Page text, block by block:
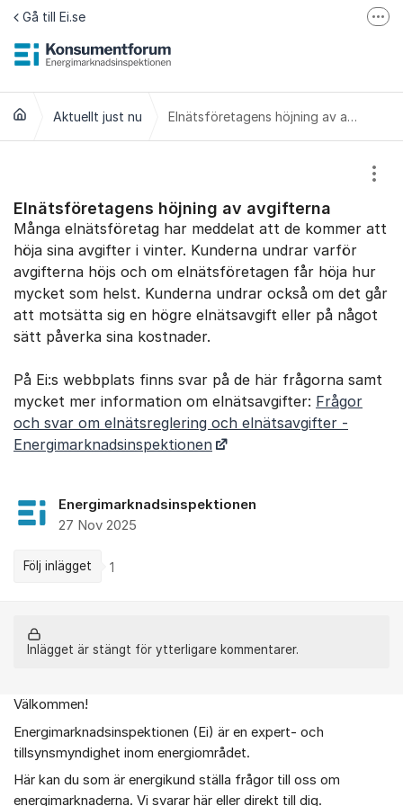
Hoppa till innehåll
Gå till Ei.se
Jämför elavtal på Elpriskollen.se
Aktuellt just nu Elnätsföretagens höjning av avgifterna
Elnätsföretagens höjning av avgifterna
Många elnätsföretag har meddelat att de kommer att
höja sina avgifter i vinter. Kunderna undrar varför
avgifterna höjs och om elnätsföretagen får höja hur
mycket som helst. Kunderna undrar också om det går
att motsätta sig en högre elnäts­avgift eller på något
sätt påverka sina kostnader.
På Ei:s webbplats finns svar på de här frågorna samt
mycket mer information om elnätsavgifter: Frågor
och svar om elnätsreglering och elnätsavgifter -
Energimarknadsinspektionen
Energimarknadsinspektionen
27 Nov 2025
Följ inlägget 1
Inlägget är stängt för ytterligare kommentarer.
Om forumet
Välkommen!
Energimarknadsinspektionen (Ei) är en expert- och
tillsynsmyndighet inom energiområdet.
Här kan du som är energikund ställa frågor till oss om
energimarknaderna. Vi svarar här eller direkt till dig.